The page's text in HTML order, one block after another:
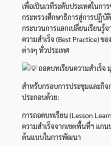
เพื่อเป็นเวทีระดับประเทศในก
กระทรวงศึกษาธิการสู่การปฏิบั
กระบวนการแลกเปลี่ยนเรียนรู้
ความสำเร็จ (Best Practice) ข
ต่างๆ ทั่วประเทศ
ถอดบทเรียนความสำเร็จ
สำหรับกรอบการประชุมและกิ
ประกอบด้วย:
การถอดบทเรียน (Lesson
ความสำเร็จจากเขตพื้นที่ฯ แกน
ต้นแบบในการพัฒนา